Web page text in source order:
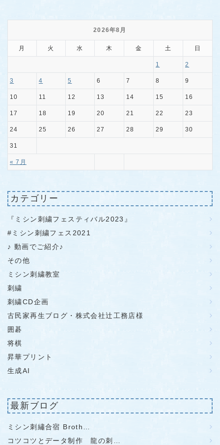
2026年8月
月 火 水 木 金 土 日
« 7月
1 2
3 4 5 6 7 8 9
10 11 12 13 14 15 16
17 18 19 20 21 22 23
24 25 26 27 28 29 30
31
カテゴリー
『ミシン刺繍フェスティバル2023』
#ミシン刺繍フェス2021
♪ 動画でご紹介♪
その他
ミシン刺繍教室
刺繍
刺繍CD企画
古民家再生ブログ・株式会社辻工務店様
囲碁
将棋
昇華プリント
生成AI
最新ブログ
ミシン刺繡合宿 Broth…
コツコツとデータ制作 龍の刺…